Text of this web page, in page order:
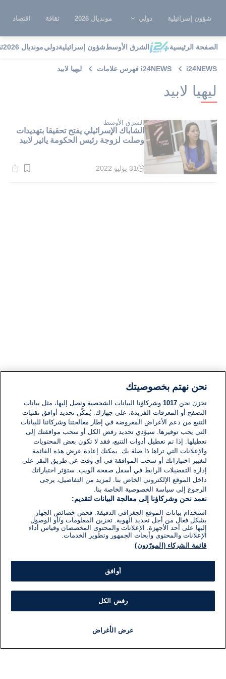
شؤون إسرائيلية دولي مونديال 2026 ثقافة اقتصاد
الصفحة الرئيسية الشرق الأوسطشؤون إسرائيليةدوليمونديال 2026
i24NEWS i24NEWS فهرس علامات ليهيا لابيد
ليهيا لابيد
الشرق الأوسط
الشاباك الإسرائيلي يفتح تحقيقا بتهديدات
وصلت لزوجة رئيس الحكومة يائير لابيد
وقت
31 يوليو 2022
نحن نهتم بخصوصيتك
نخزن نحن1017 وشركاؤنا البيانات الشخصية ونصل إليها، مثل بيانات
التصفح أو المعرفات الفريدة، على جهازك. يُمكّن تحديد أوافق تقنيات
التتبع من دعم الأغراض المعروضة في إطار معالجتنا وشركائنا للبيانات
التي يجب توفيرها. سيؤدي تحديد رفض الكل أو سحب موافقتك إلى
تعطيلها. إذا تم تعطيل أدوات التتبع، فقد لا تكون بعض المحتويات
والإعلانات التي تراها ذا صلة بك. يمكنك إعادة عرض هذه القائمة
لتغيير اختياراتك أو سحب الموافقة في أي وقت عن طريق النقر على
إدارة التفضيلات الرابط في أسفل صفحة الويب. ستؤثر اختياراتك
داخل الموقع الإلكتروني الخاص بنا. لمزيد من التفاصيل، يرجى
الرجوع إلى سياسة الخصوصية الخاصة بنا.
نعمد نحن وشركاؤنا إلى معالجة البيانات لتقديم:
استخدام بيانات الموقع الجغرافي الدقيقة. فحص خصائص الجهاز
بشكل فعال من أجل تحديد الهوية. تخزين المعلومات و/أو الوصول
إليها على أحد الأجهزة. الإعلانات والمحتوى المخصصان وقياس أداء
الإعلانات والمحتوى وأبحاث الجمهور وتطوير الخدمات.
قائمة الشركاء (المورّدون)
أوافق
رفض الكل
عرض الأغراض